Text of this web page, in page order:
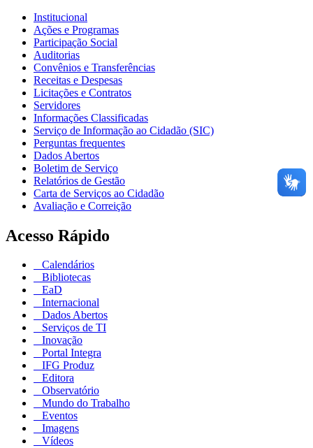
Institucional
Ações e Programas
Participação Social
Auditorias
Convênios e Transferências
Receitas e Despesas
Licitações e Contratos
Servidores
Informações Classificadas
Serviço de Informação ao Cidadão (SIC)
Perguntas frequentes
Dados Abertos
Boletim de Serviço
Relatórios de Gestão
Carta de Serviços ao Cidadão
Avaliação e Correição
Acesso Rápido
Calendários
Bibliotecas
EaD
Internacional
Dados Abertos
Serviços de TI
Inovação
Portal Integra
IFG Produz
Editora
Observatório
Mundo do Trabalho
Eventos
Imagens
Vídeos